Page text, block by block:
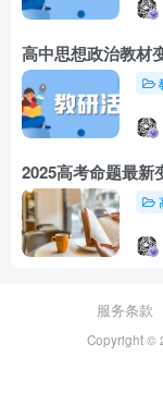
高中思想政治教材
2025高考命题最新
服务条款
Copyright ©